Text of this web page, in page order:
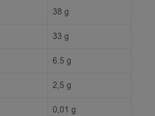
38 g
33 g
6.5 g
2,5 g
0,01 g